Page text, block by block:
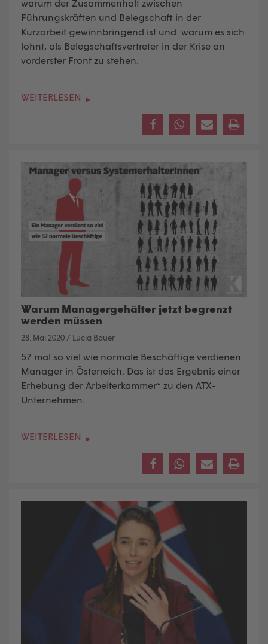
warum der Zusammenhalt zwischen
Führungskräften und Belegschaft in der
Kurzarbeit gewinnbringend ist und warum es sich
lohnt, als Belegschaftsvertreter in der Krise an
vorderster Front zu stehen.
WEITERLESEN
Warum Managergehälter jetzt begrenzt
werden müssen
28. Mai 2020 / Lucia Bauer
57 mal so viel wie normale Beschäftige verdienen
Manager in Österreich. Das ist das Ergebnis einer
Erhebung der Arbeiterkammer* zu den ATX-
Unternehmen.
WEITERLESEN